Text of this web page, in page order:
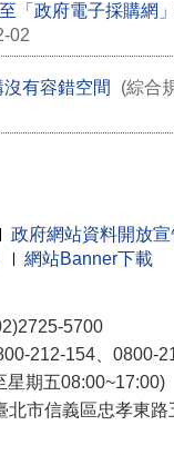
「政府電子採購網」
02
有容錯空間 (綜合
政府網站資料開放宣
網站Banner下載
5700
212-154、0800-
星期五08:00~17:00)
北市信義區忠孝東路